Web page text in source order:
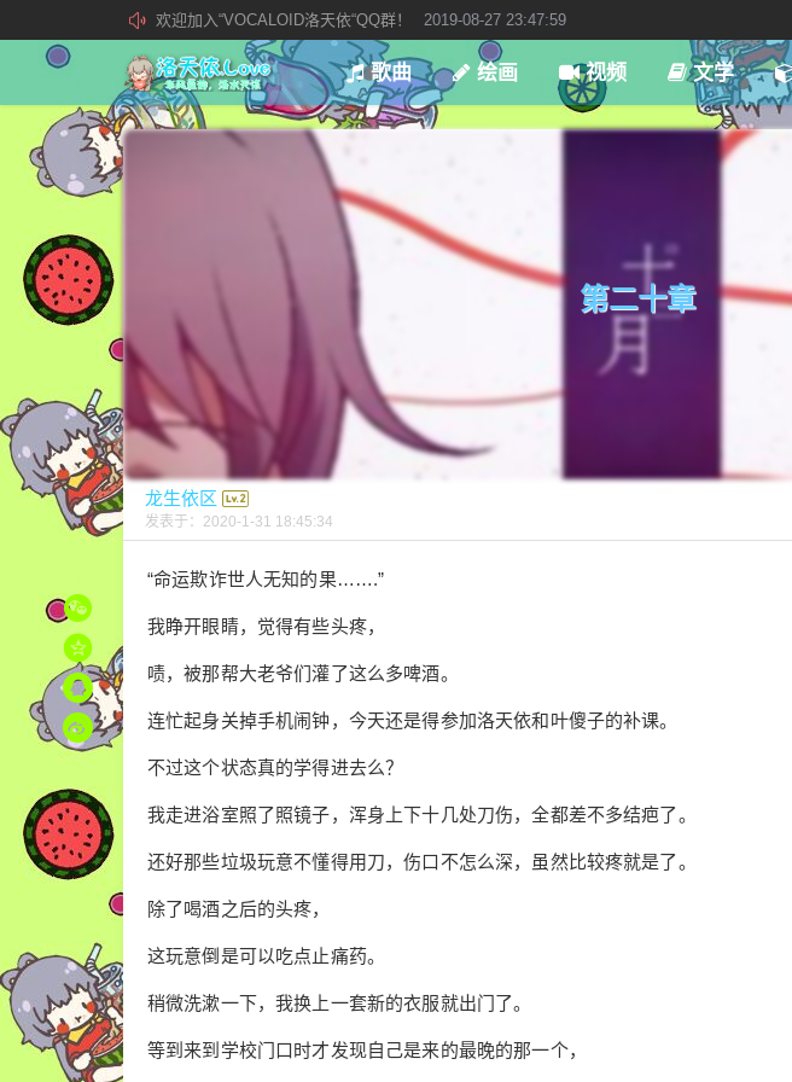
加入本站管理团队
2019-08-21 02:23:34
新 • 文章发布须知
2021-09-14 13:07:34
歌曲 绘画 视频 文学
第二十章
龙生依区
发表于： 2020-1-31 18:45:34
“命运欺诈世人无知的果…….”
我睁开眼睛，觉得有些头疼，
啧，被那帮大老爷们灌了这么多啤酒。
连忙起身关掉手机闹钟，今天还是得参加洛天依和叶傻子的补课。
不过这个状态真的学得进去么？
我走进浴室照了照镜子，浑身上下十几处刀伤，全都差不多结疤了。
还好那些垃圾玩意不懂得用刀，伤口不怎么深，虽然比较疼就是了。
除了喝酒之后的头疼，
这玩意倒是可以吃点止痛药。
稍微洗漱一下，我换上一套新的衣服就出门了。
等到来到学校门口时才发现自己是来的最晚的那一个，